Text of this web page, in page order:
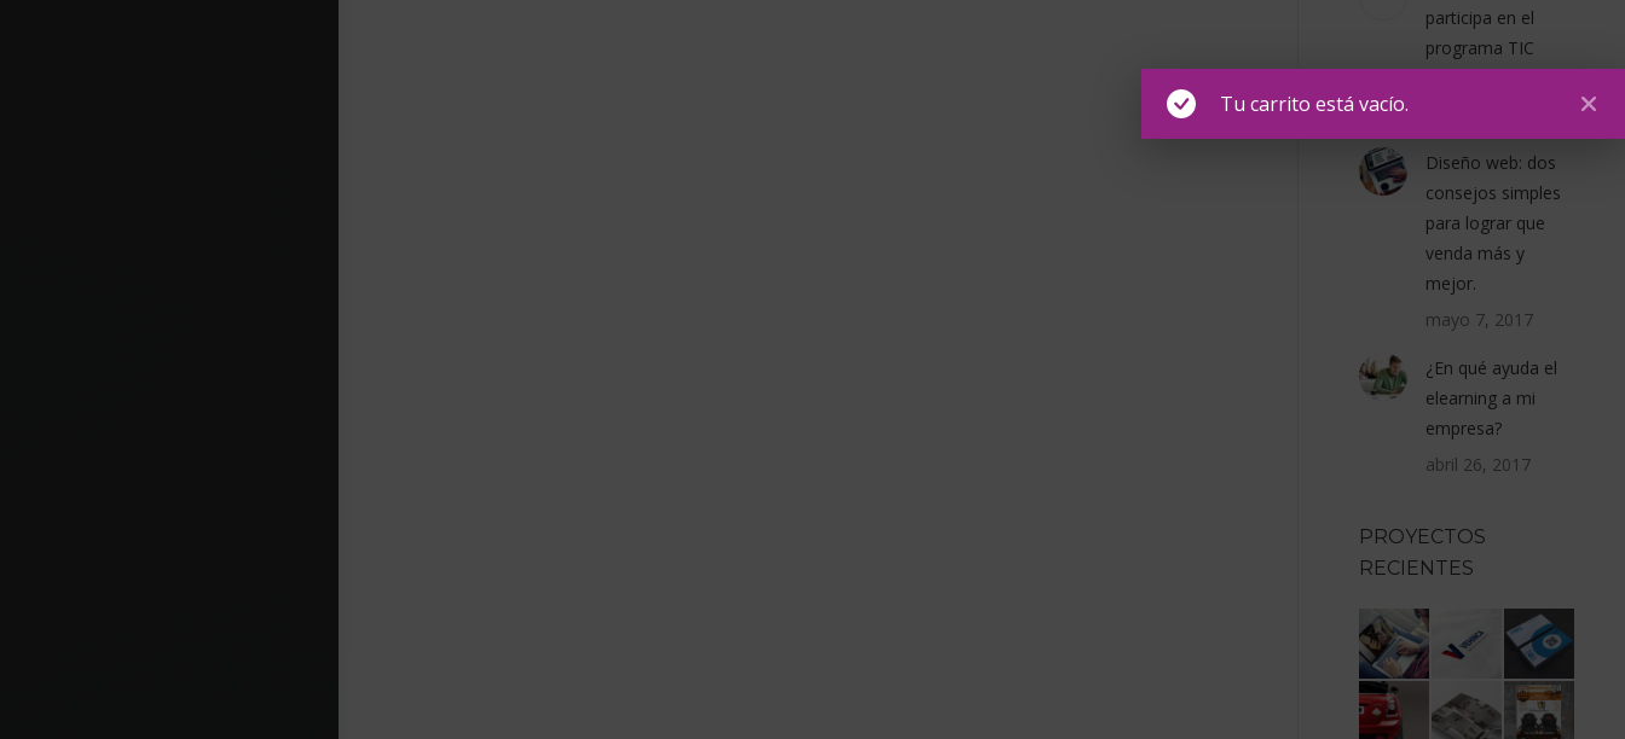
Tu carrito está vacío.
participa en el
programa TIC
Diseño web: dos
consejos simples
para lograr que
venda más y
mejor.
mayo 7, 2017
¿En qué ayuda el
elearning a mi
empresa?
abril 26, 2017
PROYECTOS
RECIENTES